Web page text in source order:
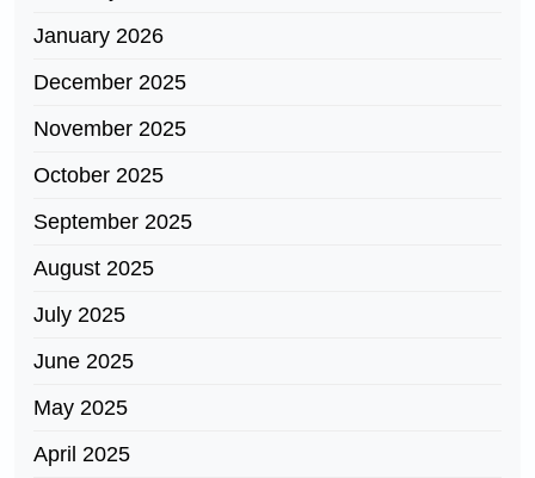
January 2026
December 2025
November 2025
October 2025
September 2025
August 2025
July 2025
June 2025
May 2025
April 2025